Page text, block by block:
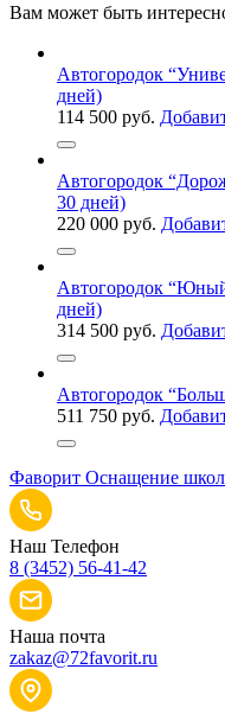
Вам может быть
Автогородок
дней)
114 500 руб.
Автогородок
30 дней)
220 000 руб.
Автогородок
дней)
314 500 руб.
Автогородок
511 750 руб.
Фаворит Оснащение школ
Наш Телефон
8 (3452) 56-41-42
Наша почта
zakaz@72favorit.ru